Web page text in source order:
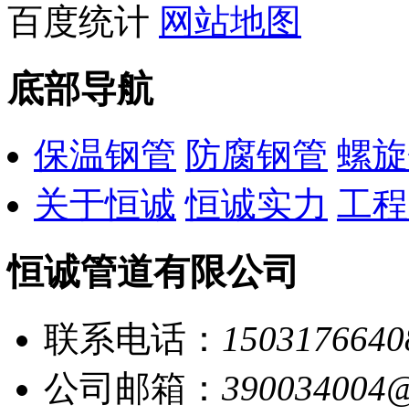
百度统计 网站地图
底部导航
保温钢管 防腐钢管 螺
关于恒诚 恒诚实力 工
恒诚管道有限公司
联系电话：
公司邮箱：